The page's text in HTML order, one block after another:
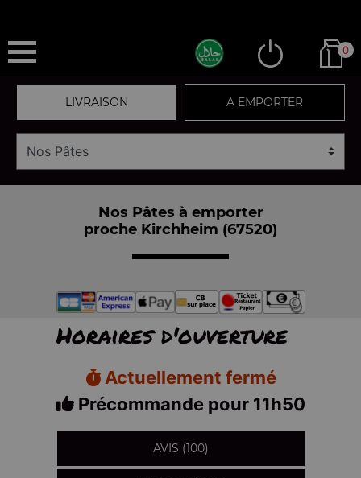
0
LIVRAISON A EMPORTER
Nos Pâtes à emporter
proche Kirchheim (67520)
Horaires d'ouverture
Actuellement fermé
Précommande pour 11h50
AVIS (100)